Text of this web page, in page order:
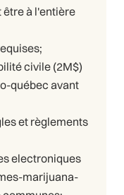
être à l'entière
civile (2M$)
québec avant
et règlements
electroniques
marijuana-